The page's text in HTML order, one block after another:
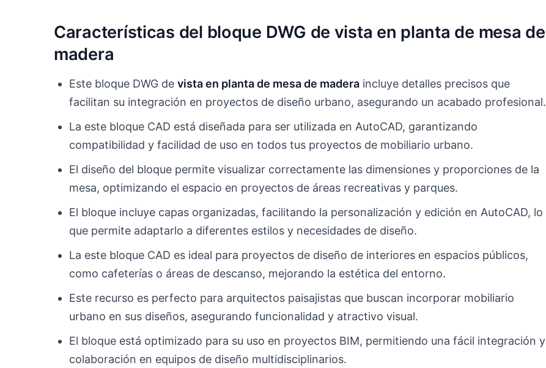
Características del bloque DWG de vista en planta de mesa de
madera
Este bloque DWG devista en planta de mesa de madera incluye detalles precisos que
facilitan su integración en proyectos de diseño urbano, asegurando un acabado profesional.
La este bloque CAD está diseñada para ser utilizada en AutoCAD, garantizando
compatibilidad y facilidad de uso en todos tus proyectos de mobiliario urbano.
El diseño del bloque permite visualizar correctamente las dimensiones y proporciones de la
mesa, optimizando el espacio en proyectos de áreas recreativas y parques.
El bloque incluye capas organizadas, facilitando la personalización y edición en AutoCAD, lo
que permite adaptarlo a diferentes estilos y necesidades de diseño.
La este bloque CAD es ideal para proyectos de diseño de interiores en espacios públicos,
como cafeterías o áreas de descanso, mejorando la estética del entorno.
Este recurso es perfecto para arquitectos paisajistas que buscan incorporar mobiliario
urbano en sus diseños, asegurando funcionalidad y atractivo visual.
El bloque está optimizado para su uso en proyectos BIM, permitiendo una fácil integración y
colaboración en equipos de diseño multidisciplinarios.